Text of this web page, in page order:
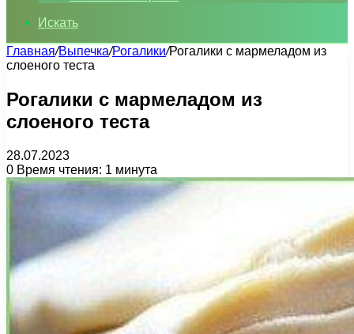
Искать
Главная/Выпечка/Рогалики/Рогалики с мармеладом из
слоеного теста
Рогалики с мармеладом из
слоеного теста
28.07.2023
0 Время чтения: 1 минута